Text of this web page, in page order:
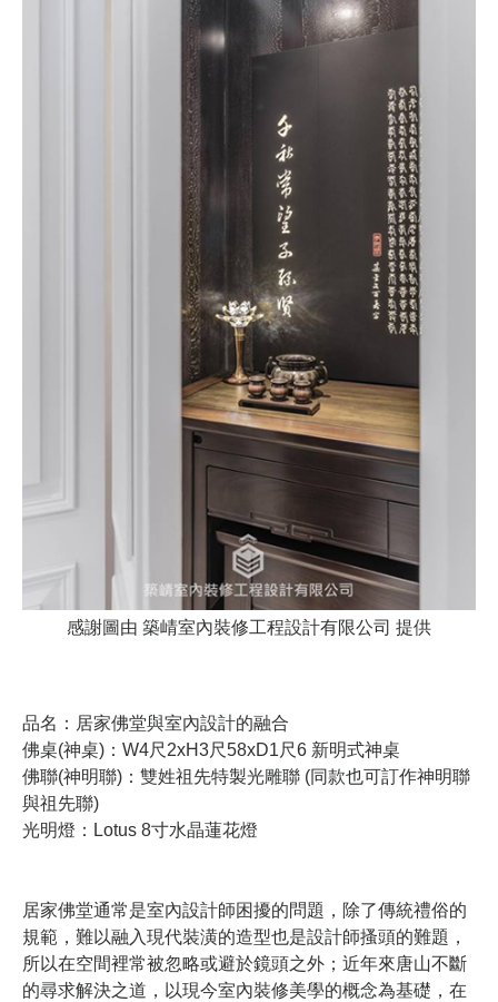
感謝圖由 築崝室內裝修工程設計有限公司 提供
品名：居家佛堂與室內設計的融合
佛桌(神桌)：W4尺2xH3尺58xD1尺6 新明式神桌
佛聯(神明聯)：雙姓祖先特製光雕聯 (同款也可訂作神明聯
與祖先聯)
光明燈：Lotus 8寸水晶蓮花燈
居家佛堂通常是室內設計師困擾的問題，除了傳統禮俗的
規範，難以融入現代裝潢的造型也是設計師搔頭的難題，
所以在空間裡常被忽略或避於鏡頭之外；近年來唐山不斷
的尋求解決之道，以現今室內裝修美學的概念為基礎，在